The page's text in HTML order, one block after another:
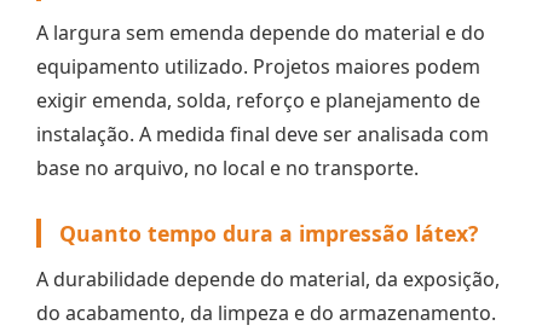
A largura sem emenda depende do material e do
equipamento utilizado. Projetos maiores podem
exigir emenda, solda, reforço e planejamento de
instalação. A medida final deve ser analisada com
base no arquivo, no local e no transporte.
Quanto tempo dura a impressão látex?
A durabilidade depende do material, da exposição,
do acabamento, da limpeza e do armazenamento.